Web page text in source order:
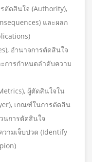
ตัดสินใจ (Authority),
และผลก
อำนาจการตัดสินใจ
การกำหนดลำดับความ
ผู้ตัดสินใจใน
เกณฑ์ในการตัดสิน
นการตัดสินใจ
วามเจ็บปวด (Identify